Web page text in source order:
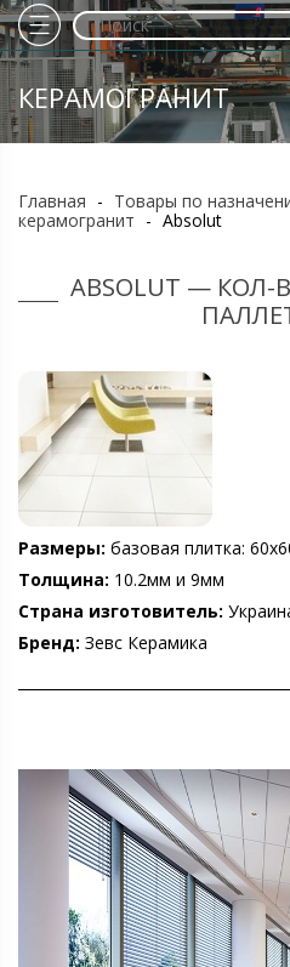
КЕРАМОГРАНИТ
Главная - Товары по
керамогранит - Absolut
ABSOLUT —
Размеры: базовая плитка:
Толщина: 10.2мм и 9мм
Страна изготовитель:
Бренд: Зевс Керамика